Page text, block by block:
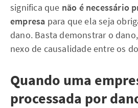
significa que não é necessário
empresa para que ela seja
dano. Basta demonstrar o
nexo de causalidade entre os
Quando uma
processada por